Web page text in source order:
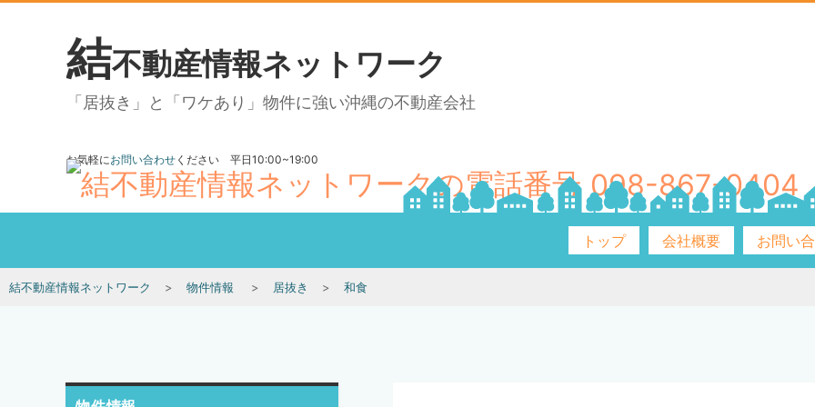
結不動産情報ネットワーク
「居抜き」と「ワケあり」物件に強い沖縄の不動産会社
お気軽にお問い合わせ ください 平日10:00~19:00
098-867-0404
トップ 会社概要 お問い
結不動産情報ネットワーク 物件情報 居抜き 和食